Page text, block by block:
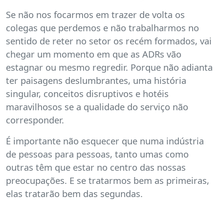
Se não nos focarmos em trazer de volta os
colegas que perdemos e não trabalharmos no
sentido de reter no setor os recém formados, vai
chegar um momento em que as ADRs vão
estagnar ou mesmo regredir. Porque não adianta
ter paisagens deslumbrantes, uma história
singular, conceitos disruptivos e hotéis
maravilhosos se a qualidade do serviço não
corresponder.
É importante não esquecer que numa indústria
de pessoas para pessoas, tanto umas como
outras têm que estar no centro das nossas
preocupações. E se tratarmos bem as primeiras,
elas tratarão bem das segundas.